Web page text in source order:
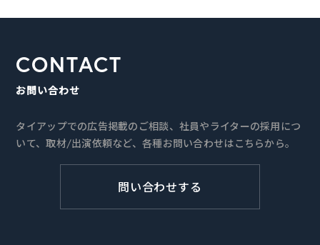
CONTACT
お問い合わせ
タイアップでの広告掲載のご相談、社員やライターの採用につ
いて、取材/出演依頼など、各種お問い合わせはこちらから。
問い合わせする